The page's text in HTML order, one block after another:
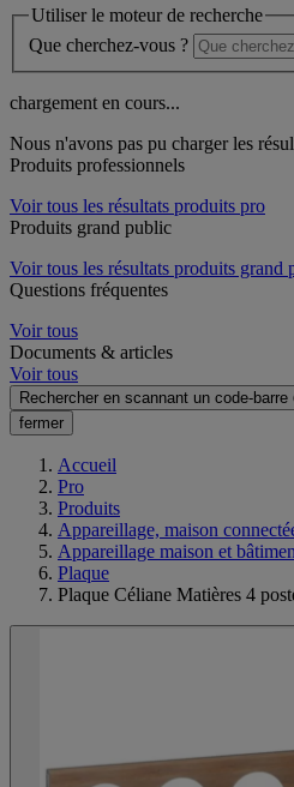
Utiliser le moteur de recherche
Que cherchez-vous ?
chargement en cours...
Nous n'avons pas pu charger les
Produits professionnels
Voir tous les résultats produits pro
Produits grand public
Voir tous les résultats produits grand
Questions fréquentes
Voir tous
Documents & articles
Voir tous
Rechercher en scannant un code-barre
fermer
Accueil
Pro
Produits
Appareillage, maison
Appareillage maison et
Plaque
Plaque Céliane Matières 4